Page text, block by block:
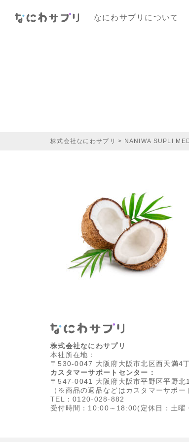
なにわサプリについて
株式会社なにわサプリ > NANIWA SUPLI
株式会社なにわサプリ
本社所在地：
〒530-0047 大阪府大阪市北区西天満4
カスタマーサポートセンター：
〒547-0041 大阪府大阪市平野区平野
（※商品の返品などはカスタマーサポー
TEL：0120-028-882
受付時間：10:00～18:00(定休日：土曜